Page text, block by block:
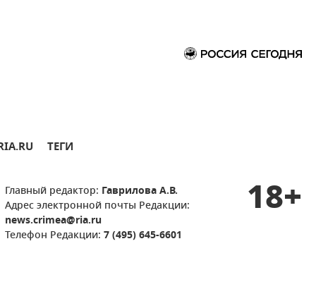
ТЕГИ
Главный редактор: Гаврилова А.В.
Адрес электронной почты Редакции:
news.crimea@ria.ru
Телефон Редакции: 7 (495) 645-6601
18+